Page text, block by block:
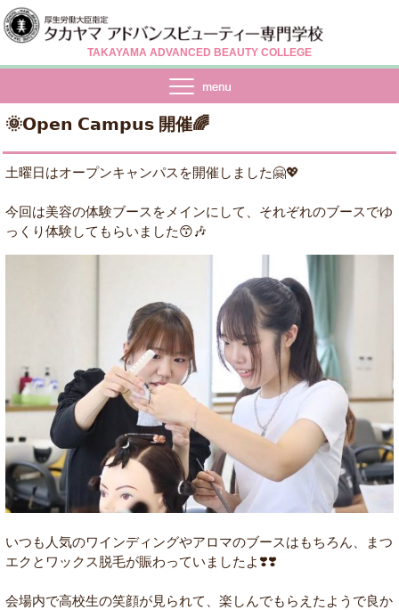
TAKAYAMA ADVANCED BEAUTY COLLEGE
🌞𝗢𝗽𝗲𝗻 𝗖𝗮𝗺𝗽𝘂𝘀 開催🌈
土曜日はオープンキャンパスを開催しました🤗💖
今回は美容の体験ブースをメインにして、それぞれのブースでゆ
っくり体験してもらいました😙🎶
いつも人気のワインディングやアロマのブースはもちろん、まつ
エクとワックス脱毛が賑わっていましたよ❣️❣️
会場内で高校生の笑顔が見られて、楽しんでもらえたようで良か